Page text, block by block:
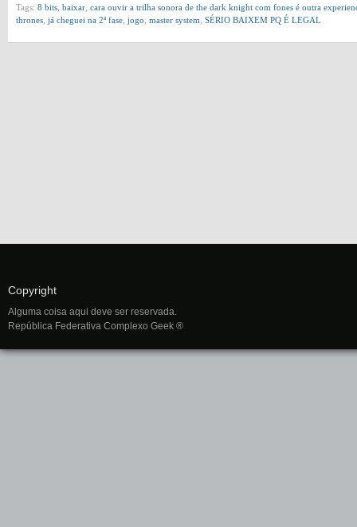
Tags: 8 bits baixar cara ouvir a trilha sonora de the dark knight com fones é outra
thrones já cheguei na 2ª fase jogo master system SÉRIO BAIXEM PQ É LEGAL
Copyright
Alguma coisa aqui deve ser reservada.
República Federativa Complexo Geek ®